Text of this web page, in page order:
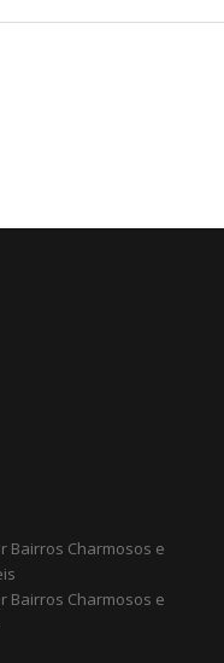
Bairros Charmosos e
Bairros Charmosos e